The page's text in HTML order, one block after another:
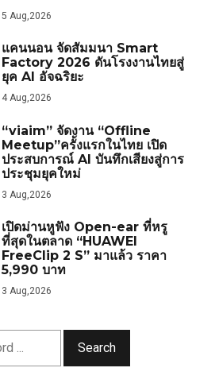
5 Aug,2026
แคนนอน จัดสัมมนา Smart
Factory 2026 ดันโรงงานไทยสู่
ยุค AI อัจฉริยะ
4 Aug,2026
“viaim” จัดงาน “Offline
Meetup”ครั้งแรกในไทย เปิด
ประสบการณ์ AI บันทึกเสียงสู่การ
ประชุมยุคใหม่
3 Aug,2026
เปิดม่านหูฟัง Open-ear ที่หรู
ที่สุดในตลาด “HUAWEI
FreeClip 2 S” มาแล้ว ราคา
5,990 บาท
3 Aug,2026
Search